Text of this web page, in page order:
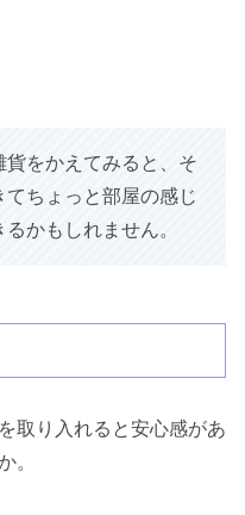
をかえてみると、そ
ちょっと部屋の感じ
かもしれません。
を取り入れると安心感があ
。